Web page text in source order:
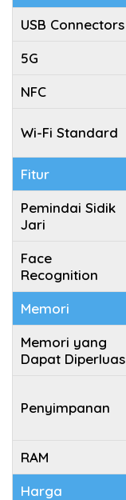
USB Connectors
5G
NFC
Wi-Fi Standard
Fitur
Pemindai Sidik
Jari
Face
Recognition
Memori
Memori yang
Dapat Diperluas
Penyimpanan
RAM
Harga